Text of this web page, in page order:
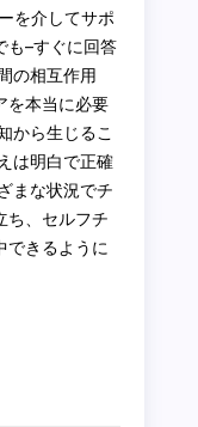
を介してサポ
も–すぐに回答
の相互作用
を本当に必要
から生じるこ
は明白で正確
まな状況でチ
ち、セルフチ
できるように